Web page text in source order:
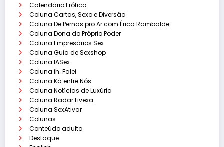
Calendário Erótico
Coluna Cartas, Sexo e Diversão
Coluna De Pernas pro Ar com Érica Rambalde
Coluna Dona do Próprio Poder
Coluna Empresários Sex
Coluna Guia de Sexshop
Coluna IASex
Coluna ih…Falei
Coluna Ká entre Nós
Coluna Notícias de Luxúria
Coluna Radar Livexa
Coluna SexAtivar
Colunas
Conteúdo adulto
Destaque